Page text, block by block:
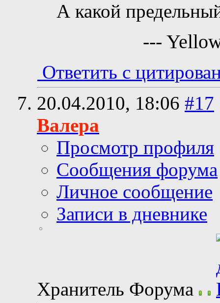
А какой
---
Ответить с
20.04.2010, 18:06 #17
Валера
Просмотр профиля
Сообщения форума
Личное сообщение
Записи в дневнике
Хранитель Форума